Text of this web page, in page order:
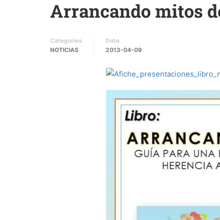
Arrancando mitos
Categories
NOTICIAS
Date
2013-04-09